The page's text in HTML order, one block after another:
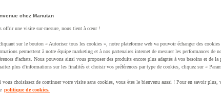
ajouté un produit à votre panier :
chez Manutan
offrir une visite sur-mesure, nous tient à cœur !
sur le bouton « Autoriser tous les cookies », notre plateforme web va pouvoir échanger des cookies
permettent à notre équipe marketing et à nos partenaires internet de mesurer les performances de
d'achats. Nous pouvons ainsi vous proposer des produits encore plus adaptés à vos besoins et de
plus d'informations sur les finalités et choisir vos préférences par type de cookies, cliquez sur «
vous choisissez de continuer votre visite sans cookies, vous êtes le bienvenu aussi ! Pour en savoir plus,
politique de cookies.